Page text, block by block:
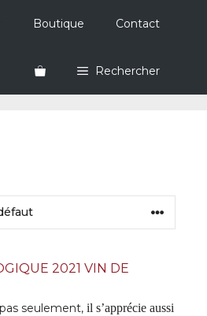
Boutique Contact
Rechercher
2021 VIN DE
pas seulement,il s’apprécie aussi